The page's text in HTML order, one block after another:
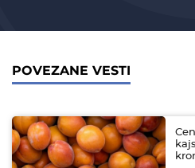
POVEZANE VESTI